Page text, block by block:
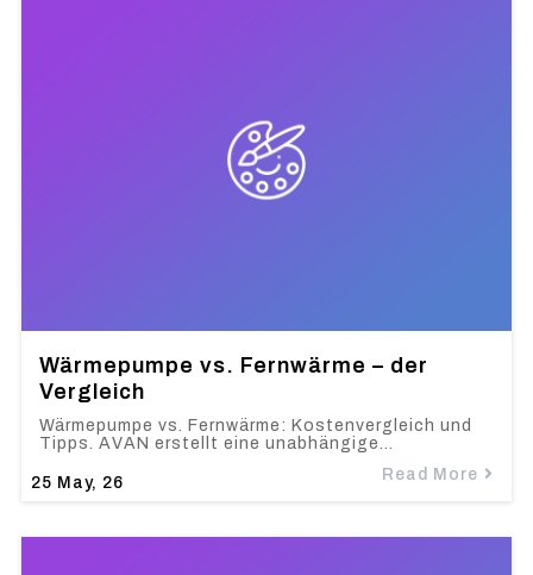
Wärmepumpe vs. Fernwärme – der
Vergleich
25 May, 26
Wärmepumpe vs. Fernwärme: Kostenvergleich und
Tipps. AVAN erstellt eine unabhängige…
Read More